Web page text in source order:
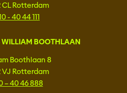
CL Rotterdam
- 40 44 111
WILLIAM BOOTHLAAN
Boothlaan 8
VJ Rotterdam
– 40 46 888